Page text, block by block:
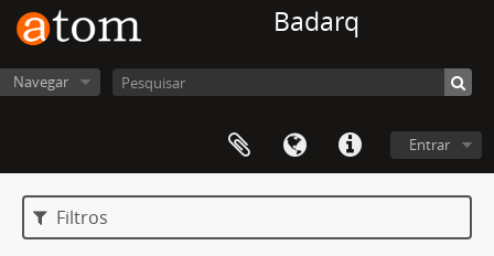
Badarq
Navegar
Entrar
Filtros